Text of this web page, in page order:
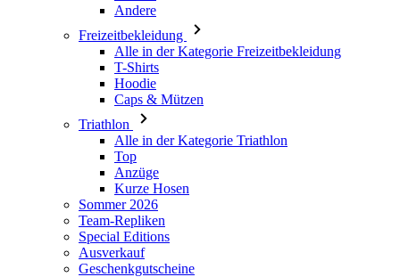
Andere
Freizeitbekleidung
Alle in der Kategorie Freizeitbekleidung
T-Shirts
Hoodie
Caps & Mützen
Triathlon
Alle in der Kategorie Triathlon
Top
Anzüge
Kurze Hosen
Sommer 2026
Team-Repliken
Special Editions
Ausverkauf
Geschenkgutscheine